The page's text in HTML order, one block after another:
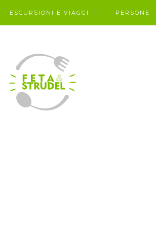
ESCURSIONI E VIAGGI PERSONE